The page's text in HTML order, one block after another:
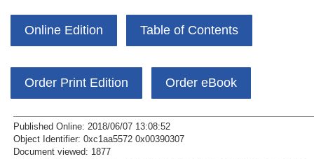
Online Edition Table of Contents
Order Print Edition Order eBook
Published Online: 2018/06/07 13:08:52
Object Identifier: 0xc1aa5572 0x00390307
Document viewed: 1877